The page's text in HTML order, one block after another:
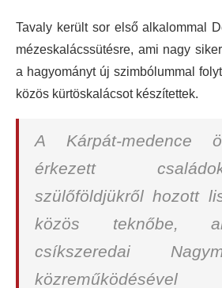
Tavaly került sor első alkalommal
mézeskalácssütésre, ami nagy
a hagyományt új szimbólummal
közös kürtöskalácsot készítettek.
A Kárpát-medence
érkezett
szülőföldjükről hozott
közös teknőbe,
csíkszeredai